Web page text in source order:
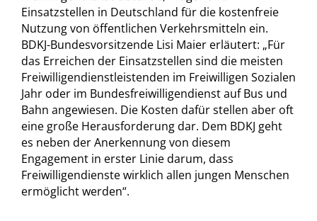
Einsatzstellen in Deutschland für die kostenfreie
Nutzung von öffentlichen Verkehrsmitteln ein.
BDKJ-Bundesvorsitzende Lisi Maier erläutert: „Für
das Erreichen der Einsatzstellen sind die meisten
Freiwilligendienstleistenden im Freiwilligen Sozialen
Jahr oder im Bundesfreiwilligendienst auf Bus und
Bahn angewiesen. Die Kosten dafür stellen aber oft
eine große Herausforderung dar. Dem BDKJ geht
es neben der Anerkennung von diesem
Engagement in erster Linie darum, dass
Freiwilligendienste wirklich allen jungen Menschen
ermöglicht werden“.